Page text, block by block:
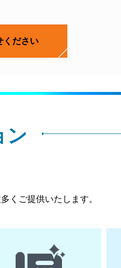
ください
ン
くご提供いたします。